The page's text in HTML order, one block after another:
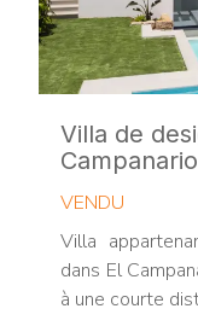
Villa de
VENDU
Villa
dans El
à une courte